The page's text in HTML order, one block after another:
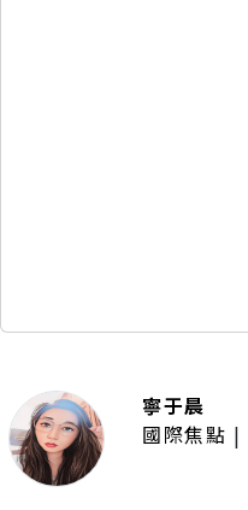
寧于晨
國際焦點 |